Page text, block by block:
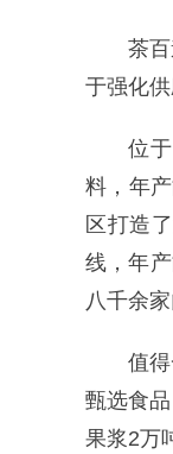
茶
于强化
位
料，年
区打造
线，年
八千余家
值
甄选食
果浆2万